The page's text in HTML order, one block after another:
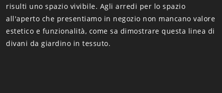
risulti uno spazio vivibile. Agli arredi per lo spazio
all'aperto che presentiamo in negozio non mancano valore
estetico e funzionalità, come sa dimostrare questa linea di
divani da giardino in tessuto.